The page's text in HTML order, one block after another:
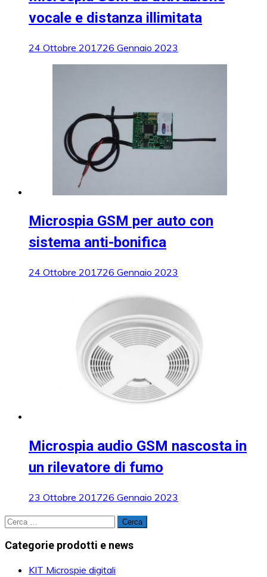
vocale e distanza illimitata
24 Ottobre 201726 Gennaio 2023
Microspia GSM per auto con
sistema anti-bonifica
24 Ottobre 201726 Gennaio 2023
Microspia audio GSM nascosta in
un rilevatore di fumo
23 Ottobre 201726 Gennaio 2023
Ricerca
Categorie prodotti e news
KIT Microspie digitali